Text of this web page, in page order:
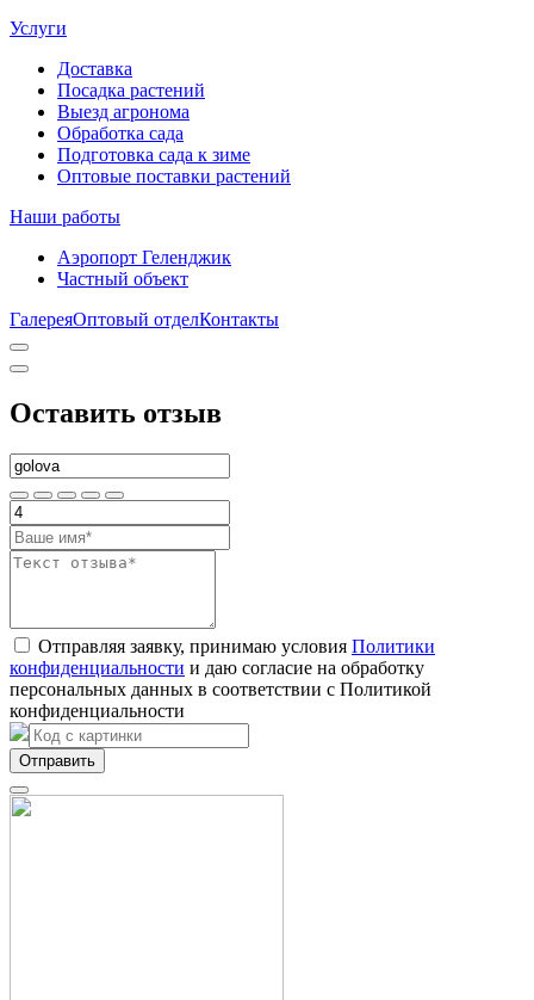
Услуги
Доставка
Посадка растений
Выезд агронома
Обработка сада
Подготовка сада к зиме
Оптовые поставки растений
Наши работы
Аэропорт Геленджик
Частный объект
ГалереяОптовый отделКонтакты
Оставить отзыв
Отправляя заявку, принимаю условия Политики
конфиденциальности и даю согласие на обработку
персональных данных в соответствии с Политикой
конфиденциальности
Отправить